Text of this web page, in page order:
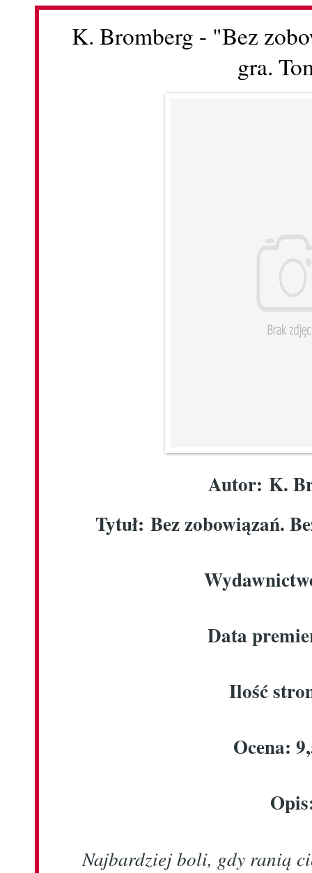
K. Bromberg - "Bez
gra.
Autor: K.
Tytuł: Bez zobowiązań.
Data
Ilość
Ocena:
Najbardziej boli, gdy ranią